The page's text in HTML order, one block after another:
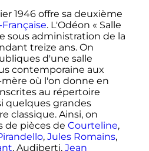
1946offre sa deuxième
. L'Odéon « Salle
sous administration de la
treize ans. On
d'une salle
contemporaine aux
où l'on donne en
au répertoire
quelques grandes
classique. Ainsi, on
de pièces de Courteline,
, Jules Romains,
, Audiberti, Jean